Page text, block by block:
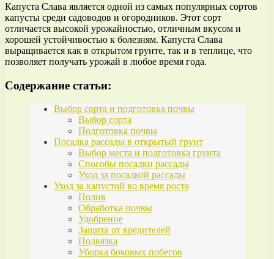
Капуста Слава является одной из самых популярных сортов
капусты среди садоводов и огородников. Этот сорт
отличается высокой урожайностью, отличным вкусом и
хорошей устойчивостью к болезням. Капуста Слава
выращивается как в открытом грунте, так и в теплице, что
позволяет получать урожай в любое время года.
Содержание статьи:
Выбор сорта и подготовка почвы
Выбор сорта
Подготовка почвы
Посадка рассады в открытый грунт
Выбор места и подготовка грунта
Способы посадки рассады
Уход за посадкой рассады
Уход за капустой во время роста
Полив
Обработка почвы
Удобрение
Защита от вредителей
Подвязка
Уборка боковых побегов